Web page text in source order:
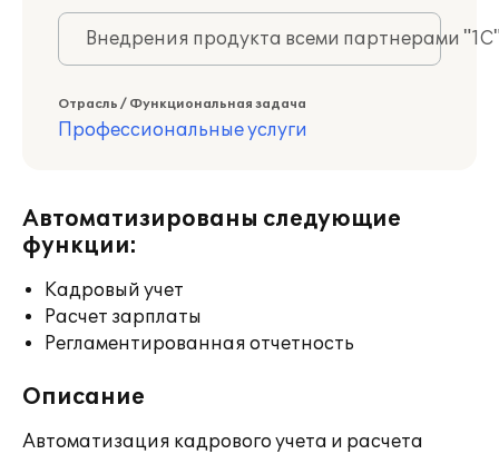
Внедрения продукта всеми партнерами
Отрасль / Функциональная задача
Профессиональные услуги
Автоматизированы следующие
функции:
Кадровый учет
Расчет зарплаты
Регламентированная отчетность
Описание
Автоматизация кадрового учета и расчета